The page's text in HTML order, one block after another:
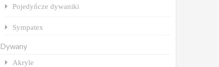
Pojedyńcze dywaniki
Sympatex
Dywany
Akryle